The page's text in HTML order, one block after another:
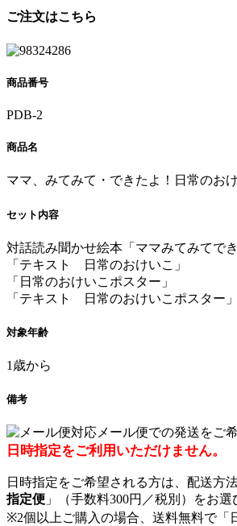
ご注文はこちら
商品番号
PDB-2
商品名
ママ、みてみて・できたよ！日常のお
セット内容
対話読み聞かせ絵本「ママみてみてでき
「テキスト 日常のおけいこ」
「日常のおけいこポスター」
「テキスト 日常のおけいこポスター」
対象年齢
1歳から
備考
メール便での発送をご
日時指定をご利用いただけません。
日時指定をご希望される方は、配送方
指定便 」（手数料300円／税別）をお選
※2個以上ご購入の場合、送料無料で「